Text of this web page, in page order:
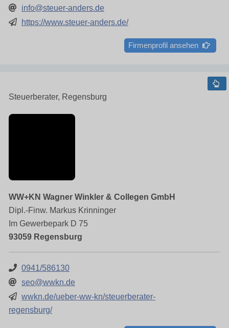
info@steuer-anders.de
https://www.steuer-anders.de/
Firmenprofil ansehen
Steuerberater, Regensburg
WW+KN Wagner Winkler & Collegen GmbH
Dipl.-Finw. Markus Krinninger
Im Gewerbepark D 75
93059 Regensburg
0941/586130
seo@wwkn.de
wwkn.de/ueber-ww-kn/steuerberater-
regensburg/